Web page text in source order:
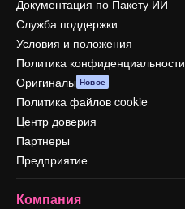
Документация по Пакету ИИ
Служба поддержки
Условия и положения
Политика конфиденциальности
Оригиналы Новое
Политика файлов cookie
Центр доверия
Партнеры
Предприятие
Компания